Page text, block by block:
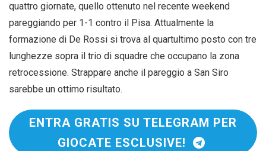
quattro giornate, quello ottenuto nel recente weekend
pareggiando per 1-1 contro il Pisa. Attualmente la
formazione di De Rossi si trova al quartultimo posto con tre
lunghezze sopra il trio di squadre che occupano la zona
retrocessione. Strappare anche il pareggio a San Siro
sarebbe un ottimo risultato.
ENTRA GRATIS SU TELEGRAM PER
GIOCATE ESCLUSIVE!